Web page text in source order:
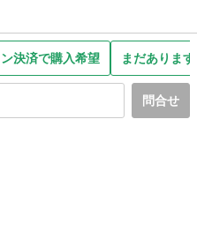
決済で購入希望 まだありま
問合せ